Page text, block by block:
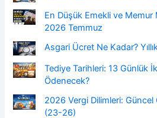
En Düşük Emekli ve Memur
2026 Temmuz
Asgari Ücret Ne Kadar?
Tediye Tarihleri: 13 Günlük
Ödenecek?
2026 Vergi Dilimleri:
(23-26)